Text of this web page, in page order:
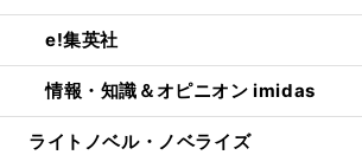
e!集英社
情報・知識＆オピニオン imidas
ライトノベル・ノベライズ